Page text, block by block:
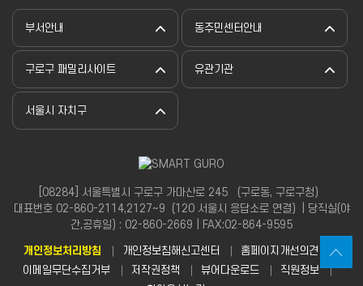
부서안내 동주민센터안내
구로구 패밀리사이트 유관기관
서울시 자치구
[08284] 서울특별시 구로구 가마산로 245 （구로동, 구로구청）
대표번호 02-860-2114,2127~9（120 서울시 응답소로 연결）| 당직실(야
간,공휴일) : 02-860-2669 | FAX:02-864-9595
개인정보처리방침 개인정보침해신고센터
홈페이지개선의견
이메일무단수집거부
저작권정책 뷰어다운로드
직원정보